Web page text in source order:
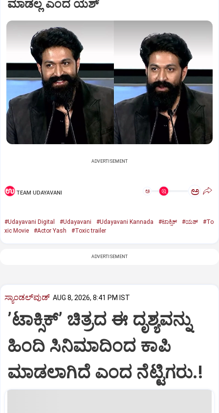
ಮಾಡಲ್ಲ ಎಂದ ಯಶ್
ADVERTISEMENT
TEAM UDAYAVANI ಅ ಅ
#Udayavani Digital #Udayavani #Udayavani Kannada #ಟಾಕ್ಸಿಕ್‌ #ಯಶ್‌
#To
xic Movie
#Actor Yash #Toxic trailer
ADVERTISEMENT
ಸ್ಯಾಂಡಲ್‌ವುಡ್‌ AUG 8, 2026, 8:41 PM IST
ʼಟಾಕ್ಸಿಕ್‌ʼ ಚಿತ್ರದ ಈ ದೃಶ್ಯವನ್ನು
ಹಿಂದಿ ಸಿನಿಮಾದಿಂದ ಕಾಪಿ
ಮಾಡಲಾಗಿದೆ ಎಂದ ನೆಟ್ಟಿಗರು.!